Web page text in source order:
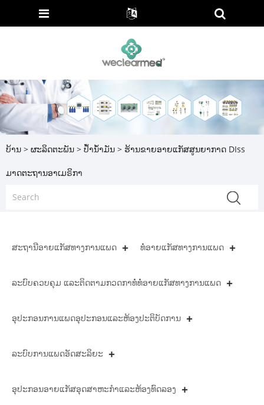
ບ້ານ > ຜະລິດຕະພັນ > ປໍ້ານໍ້າມັນ > ຮ້ານຂາຍອາຍແກັສສູນຍາກາດ DIss
ມາດຕະຖານອາເມຣິກາ
ສະຖານີອາຍແກັສທາງການແພດ ທໍ່ອາຍແກັສທາງການແພດ
ລະບົບຄວບຄຸມ ແລະຕິດຕາມກວດກາທໍ່ທໍ່ອາຍແກັສທາງການແພດ
ອຸ​ປະ​ກອນ​ການ​ແພດ​ອຸ​ປະ​ກອນ​ແລະ​ຫ້ອງ​ປະ​ຕິ​ບັດ​ການ​
ລະບົບການແພດອັດສະລິຍະ
ອຸປະກອນອາຍແກັສອຸດສາຫະກໍາແລະຫ້ອງທົດລອງ